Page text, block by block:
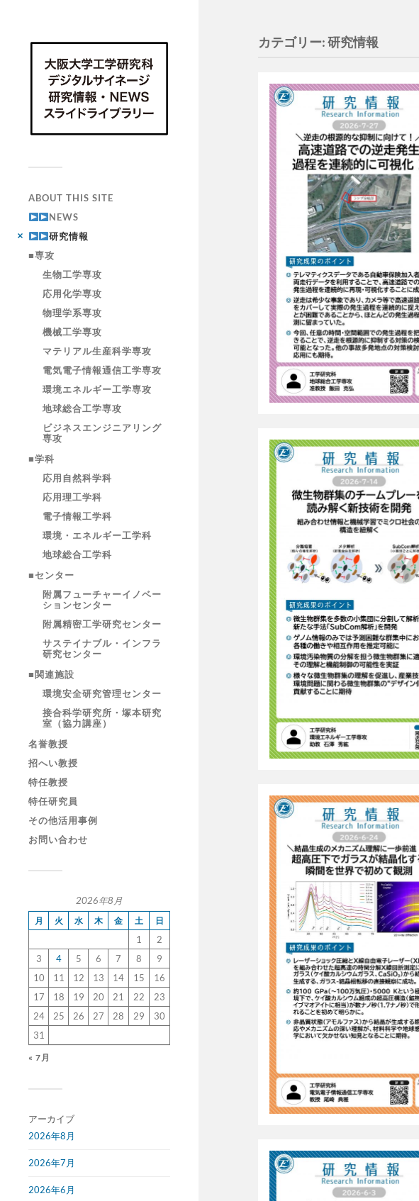
ABOUT THIS SITE
NEWS
研究情報
■専攻
生物工学専攻
応用化学専攻
物理学系専攻
機械工学専攻
マテリアル生産科学専攻
電気電子情報通信工学専攻
環境エネルギー工学専攻
地球総合工学専攻
ビジネスエンジニアリング
専攻
■学科
応用自然科学科
応用理工学科
電子情報工学科
環境・エネルギー工学科
地球総合工学科
■センター
附属フューチャーイノベー
ションセンター
附属精密工学研究センター
サステイナブル・インフラ
研究センター
■関連施設
環境安全研究管理センター
接合科学研究所・塚本研究
室（協力講座）
名誉教授
招へい教授
特任教授
特任研究員
その他活用事例
お問い合わせ
2026年8月
月 火 水 木 金 土 日
1
2
3
4 5 6 7 8
9
10
11 12 13 14 15
16
17
18 19 20 21 22
23
24
25 26 27 28 29
30
31
« 7月
アーカイブ
2026年8月
2026年7月
2026年6月
カテゴリー:研究情報